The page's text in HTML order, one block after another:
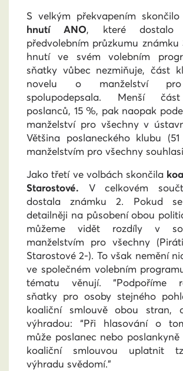
S velkým překvapením
hnutí ANO, které dostalo
předvolebním průzkumu známku
hnutí ve svém volebním
sňatky vůbec nezmiňuje, část
novelu o manželství
spolupodepsala. Menší
poslanců, 15 %, pak naopak
manželství pro všechny v
Většina poslaneckého klubu
manželstvím pro všechny
Jako třetí ve volbách skončila
Starostové. V celkovém
dostala známku 2. Pokud
detailněji na působení obou
můžeme vidět rozdíly v
manželstvím pro všechny
Starostové 2-). To však nemění
ve společném volebním
tématu věnují. “Podpoříme
sňatky pro osoby stejného
koaliční smlouvě obou stran,
výhradou: “Při hlasování o
může poslanec nebo
koaliční smlouvou uplatnit
výhradu svědomí.”